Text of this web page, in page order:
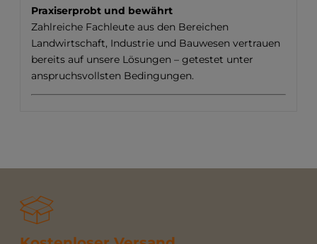
Praxiserprobt und bewährt
Zahlreiche Fachleute aus den Bereichen
Landwirtschaft, Industrie und Bauwesen vertrauen
bereits auf unsere Lösungen – getestet unter
anspruchsvollsten Bedingungen.